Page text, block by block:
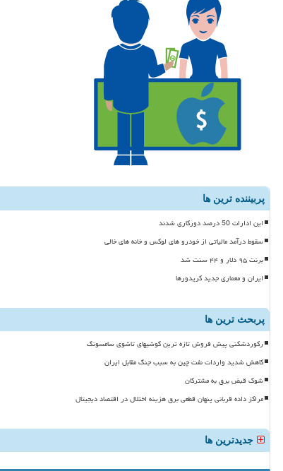
پربیننده ترین ها
این ادارات 50 درصد دورکاری شدند
سقوط درآمد مالیاتی از خودرو های لوکس و خانه های خالی
برنت ۹۵ دلار و ۴۴ سنت شد
ایران و معماری جدید کریدورها
پربحث ترین ها
رکوردشکنی پیش فروش تازه ترین گوشیهای تاشوی سامسونگ
کاهش شدید واردات نفت چین به سبب جنگ مقابل ایران
شوک قبض برق به مشترکان
مراکز داده قربانی پنهان قطعی برق هزینه اختلال در اقتصاد دیجیتال
جدیدترین ها